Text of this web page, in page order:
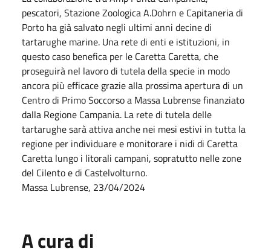
pescatori, Stazione Zoologica A.Dohrn e Capitaneria di
Porto ha già salvato negli ultimi anni decine di
tartarughe marine. Una rete di enti e istituzioni, in
questo caso benefica per le Caretta Caretta, che
proseguirà nel lavoro di tutela della specie in modo
ancora più efficace grazie alla prossima apertura di un
Centro di Primo Soccorso a Massa Lubrense finanziato
dalla Regione Campania. La rete di tutela delle
tartarughe sarà attiva anche nei mesi estivi in tutta la
regione per individuare e monitorare i nidi di Caretta
Caretta lungo i litorali campani, sopratutto nelle zone
del Cilento e di Castelvolturno.
Massa Lubrense, 23/04/2024
A cura di